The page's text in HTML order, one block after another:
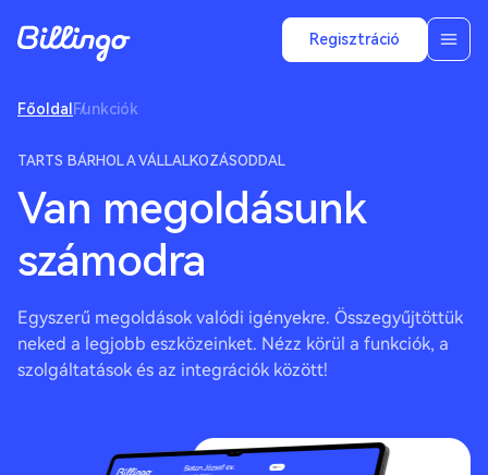
Regisztráció
Főoldal Funkciók
TARTS BÁRHOL A VÁLLALKOZÁSODDAL
Van megoldásunk
számodra
Egyszerű megoldások valódi igényekre. Összegyűjtöttük
neked a legjobb eszközeinket. Nézz körül a funkciók, a
szolgáltatások és az integrációk között!